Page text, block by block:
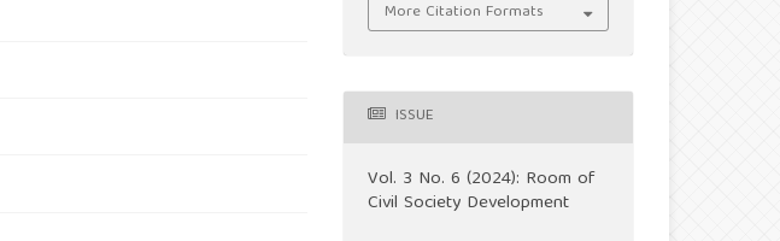
More Citation Formats
ISSUE
Vol. 3 No. 6 (2024): Room of
Civil Society Development